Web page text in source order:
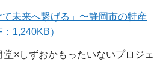
て未来へ繋げる」〜静岡市の特産
1,240KB）
×しずおかもったいないプロジェ